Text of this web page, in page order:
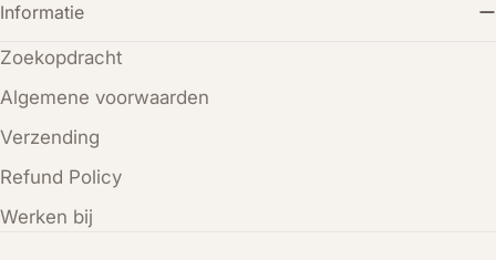
Informatie
Zoekopdracht
Algemene voorwaarden
Verzending
Refund Policy
Werken bij